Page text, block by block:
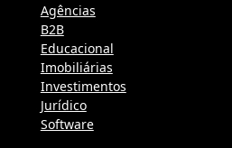
Agências
B2B
Educacional
Imobiliárias
Investimentos
Jurídico
Software